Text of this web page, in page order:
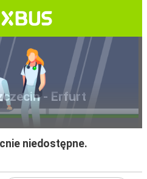
- Erfurt
niedostępne.